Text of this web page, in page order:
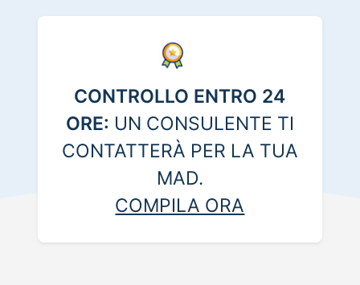
CONTROLLO ENTRO 24
ORE: UN CONSULENTE TI
CONTATTERÀ PER LA TUA
MAD.
COMPILA ORA